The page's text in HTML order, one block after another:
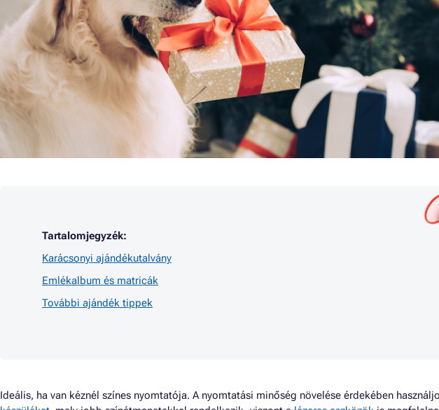
Tartalomjegyzék:
Karácsonyi ajándékutalvány
Emlékalbum és matricák
További ajándék tippek
Ideális, ha van kéznél színes nyomtatója. A nyomtatási minőség növelése érdekében